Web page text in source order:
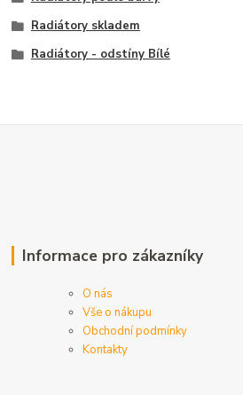
Radiátory skladem
Radiátory - odstíny Bílé
Informace pro zákazníky
O nás
Vše o nákupu
Obchodní podmínky
Kontakty